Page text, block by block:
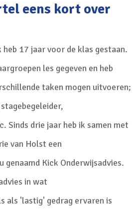
heb 17 jaar voor de klas gestaan.
les gegeven en heb
taken mogen uitvoeren;
Sinds drie jaar heb ik samen met
van Holst een
genaamd Kick Onderwijsadvies.
in wat
als 'lastig' gedrag ervaren is